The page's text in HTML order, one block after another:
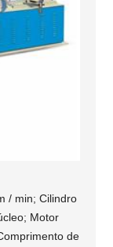
/ min; Cilindro
Motor
de